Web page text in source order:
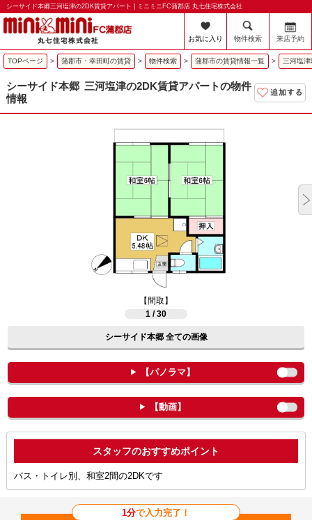
シーサイド本郷三河塩津の2DK賃貸アパート | ミニミニFC蒲郡店 丸七住宅株式会社
お気に入り 物件検索 来店予約
TOPページ > 蒲郡市・幸田町の賃貸 > 物件検索 > 蒲郡市の賃貸情報一覧 > 三河塩
シーサイド本郷 三河塩津の2DK賃貸アパートの物件
情報
【間取】
1 / 30
シーサイド本郷 全ての画像
【パノラマ】
【動画】
ポイント
バス・トイレ別、和室2間の2DKです
1分で入力完了！